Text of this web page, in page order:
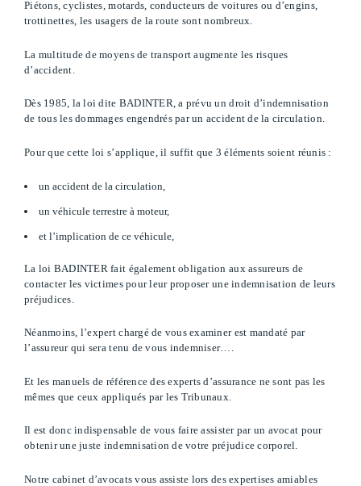
Piétons, cyclistes, motards, conducteurs de voitures ou d’engins,
trottinettes, les usagers de la route sont nombreux.
La multitude de moyens de transport augmente les risques
d’accident.
Dès 1985, la loi dite BADINTER, a prévu un droit d’indemnisation
de tous les dommages engendrés par un accident de la circulation.
Pour que cette loi s’applique, il suffit que 3 éléments soient réunis :
un accident de la circulation,
un véhicule terrestre à moteur,
et l’implication de ce véhicule,
La loi BADINTER fait également obligation aux assureurs de
contacter les victimes pour leur proposer une indemnisation de leurs
préjudices.
Néanmoins, l’expert chargé de vous examiner est mandaté par
l’assureur qui sera tenu de vous indemniser….
Et les manuels de référence des experts d’assurance ne sont pas les
mêmes que ceux appliqués par les Tribunaux.
Il est donc indispensable de vous faire assister par un avocat pour
obtenir une juste indemnisation de votre préjudice corporel.
Notre cabinet d’avocats vous assiste lors des expertises amiables